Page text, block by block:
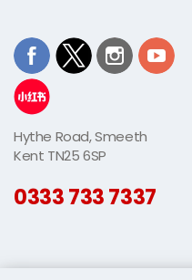
Hythe Road, Smeeth
Kent TN25 6SP
0333 733 7337